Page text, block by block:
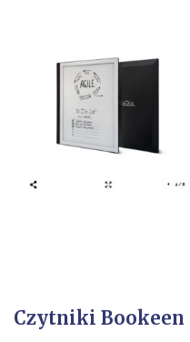
Czytniki Bookeen